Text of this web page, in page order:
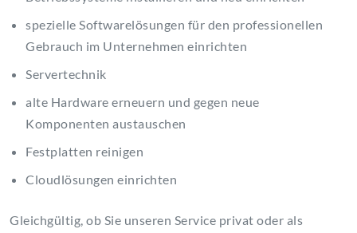
spezielle Softwarelösungen für den professionellen
Gebrauch im Unternehmen einrichten
Servertechnik
alte Hardware erneuern und gegen neue
Komponenten austauschen
Festplatten reinigen
Cloudlösungen einrichten
Gleichgültig, ob Sie unseren Service privat oder als